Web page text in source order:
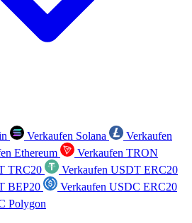
Verkaufen Solana
Verkaufen
Ethereum
Verkaufen TRON
TRC20
Verkaufen USDT ERC20
BEP20
Verkaufen USDC ERC20
Polygon